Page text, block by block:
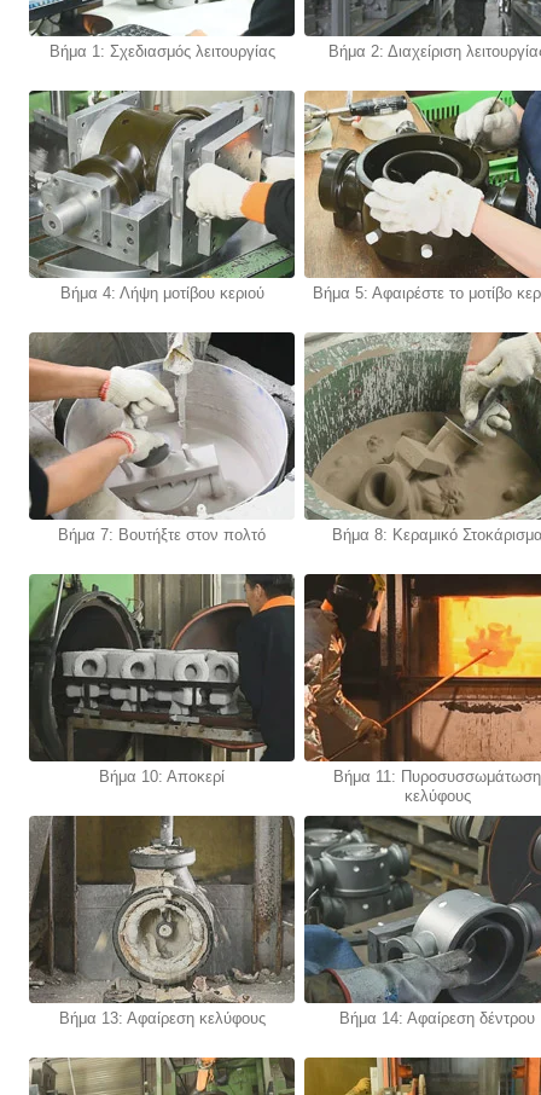
Βήμα 1: Σχεδιασμός λειτουργίας Βήμα 2: Διαχείριση
Βήμα 4: Λήψη μοτίβου κεριού Βήμα 5: Αφαιρέστε το μοτίβο
Βήμα 7: Βουτήξτε στον πολτό Βήμα 8: Κεραμικό
Βήμα 10: Αποκερί
Βήμα 11: Πυροσυσσωμάτωση
κελύφους
Βήμα 13: Αφαίρεση κελύφους Βήμα 14: Αφαίρεση δέντρου